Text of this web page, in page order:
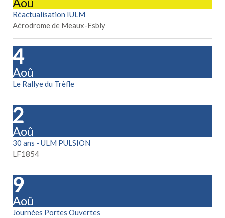
Réactualisation IULM
Aérodrome de Meaux-Esbly
14
Aoû
Le Rallye du Trèfle
22
Aoû
30 ans - ULM PULSION
LF1854
29
Aoû
Journées Portes Ouvertes